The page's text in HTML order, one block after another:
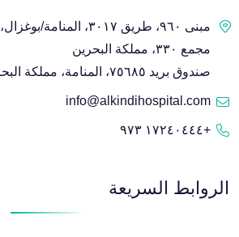
مبنى ٩٦٠، طريق ٣٠١٧، المنامة/بوغزال،
مجمع ٣٣٠، مملكة البحرين
صندوق بريد ٧٥٦٨٥، المنامة، مملكة البحرين
info@alkindihospital.com
+١٧٢٤٠٤٤٤ ٩٧٣
الروابط السريعة